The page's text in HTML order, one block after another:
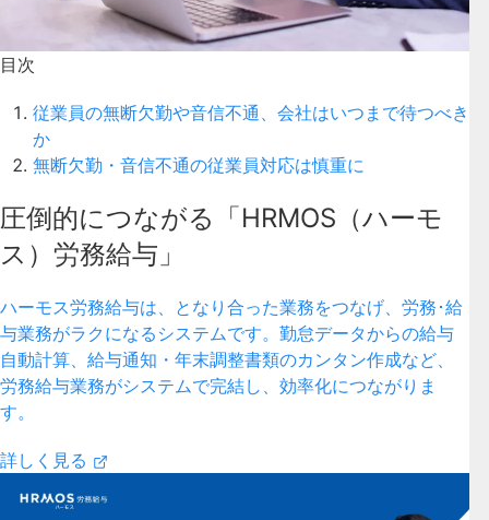
目次
従業員の無断欠勤や音信不通、会社はいつまで待つべき
か
無断欠勤・音信不通の従業員対応は慎重に
圧倒的につながる「HRMOS（ハーモ
ス）労務給与」
ハーモス労務給与は、となり合った業務をつなげ、労務･給
与業務がラクになるシステムです。勤怠データからの給与
自動計算、給与通知・年末調整書類のカンタン作成など、
労務給与業務がシステムで完結し、効率化につながりま
す。
詳しく見る